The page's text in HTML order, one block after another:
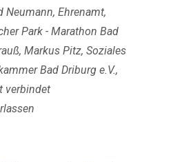
Neumann, Ehrenamt,
Park - Marathon Bad
, Markus Pitz, Soziales
Bad Driburg e.V.,
verbindet